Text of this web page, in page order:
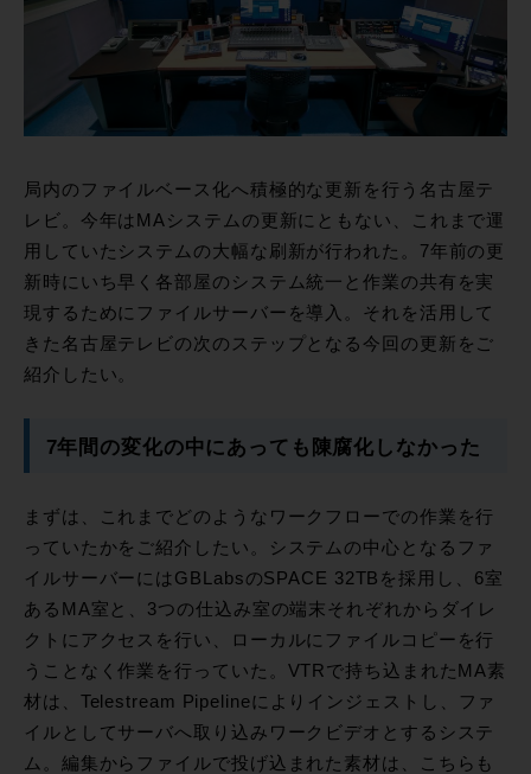
局内のファイルベース化へ積極的な更新を行う名古屋テ
レビ。今年はMAシステムの更新にともない、これまで運
用していたシステムの大幅な刷新が行われた。7年前の更
新時にいち早く各部屋のシステム統一と作業の共有を実
現するためにファイルサーバーを導入。それを活用して
きた名古屋テレビの次のステップとなる今回の更新をご
紹介したい。
7年間の変化の中にあっても陳腐化しなかった
まずは、これまでどのようなワークフローでの作業を行
っていたかをご紹介したい。システムの中心となるファ
イルサーバーにはGBLabsのSPACE 32TBを採用し、6室
あるMA室と、3つの仕込み室の端末それぞれからダイレ
クトにアクセスを行い、ローカルにファイルコピーを行
うことなく作業を行っていた。VTRで持ち込まれたMA素
材は、Telestream Pipelineによりインジェストし、ファ
イルとしてサーバへ取り込みワークビデオとするシステ
ム。編集からファイルで投げ込まれた素材は、こちらも